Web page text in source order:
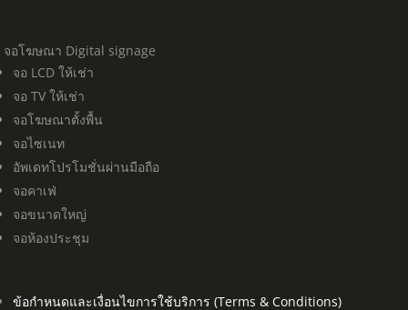
จอโฆษณา Digital signage
จอ LCD ให้เช่า
จอ TV ให้เช่า
จอโฆษณาตั้งพื้น
จอไซเนท
อัพเดทโปรโมชั่นผ่านมือถือ
จอคาเฟ่
จอขนาดใหญ่
จอห้องประชุม
ข้อกำหนดและเงื่อนไขการใช้บริการ (Terms & Conditions)